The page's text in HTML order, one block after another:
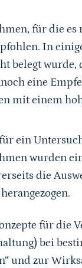
für die es
In
belegt
eine
mit einem
ein
wurden
die
für die
bei
und zur